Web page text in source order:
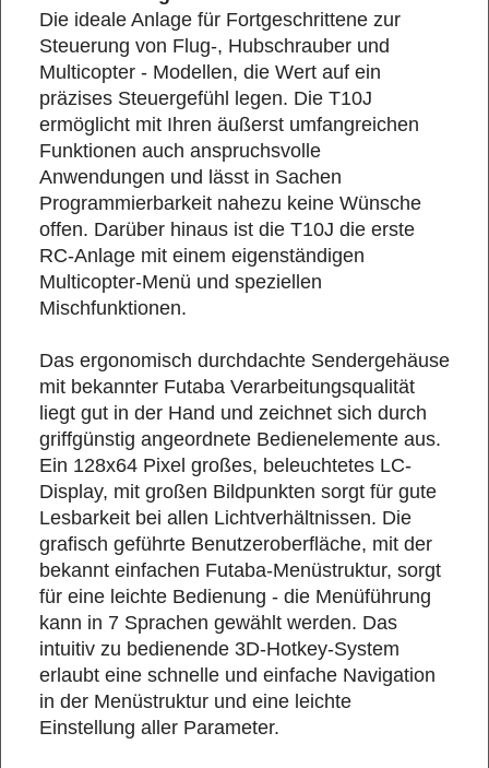
Die ideale Anlage für Fortgeschrittene zur
Steuerung von Flug-, Hubschrauber und
Multicopter - Modellen, die Wert auf ein
präzises Steuergefühl legen. Die T10J
ermöglicht mit Ihren äußerst umfangreichen
Funktionen auch anspruchsvolle
Anwendungen und lässt in Sachen
Programmierbarkeit nahezu keine Wünsche
offen. Darüber hinaus ist die T10J die erste
RC-Anlage mit einem eigenständigen
Multicopter-Menü und speziellen
Mischfunktionen.
Das ergonomisch durchdachte Sendergehäuse
mit bekannter Futaba Verarbeitungsqualität
liegt gut in der Hand und zeichnet sich durch
griffgünstig angeordnete Bedienelemente aus.
Ein 128x64 Pixel großes, beleuchtetes LC-
Display, mit großen Bildpunkten sorgt für gute
Lesbarkeit bei allen Lichtverhältnissen. Die
grafisch geführte Benutzeroberfläche, mit der
bekannt einfachen Futaba-Menüstruktur, sorgt
für eine leichte Bedienung - die Menüführung
kann in 7 Sprachen gewählt werden. Das
intuitiv zu bedienende 3D-Hotkey-System
erlaubt eine schnelle und einfache Navigation
in der Menüstruktur und eine leichte
Einstellung aller Parameter.